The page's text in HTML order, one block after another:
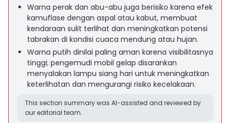
Warna perak dan abu-abu juga berisiko karena efek
kamuflase dengan aspal atau kabut, membuat
kendaraan sulit terlihat dan meningkatkan potensi
tabrakan di kondisi cuaca mendung atau hujan.
Warna putih dinilai paling aman karena visibilitasnya
tinggi; pengemudi mobil gelap disarankan
menyalakan lampu siang hari untuk meningkatkan
keterlihatan dan mengurangi risiko kecelakaan.
This section summary was AI-assisted and reviewed by
our editorial team.